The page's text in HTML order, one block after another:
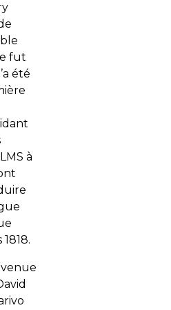
fut
été
à
venue